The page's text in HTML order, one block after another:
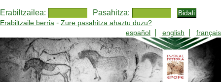
Erabiltzailea: Pasahitza:
Erabiltzaile berria - Zure pasahitza ahaztu duzu?
español
english français